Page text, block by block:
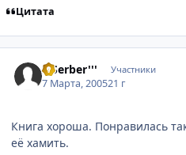
Цитата
'''Serber''' Участники
7 Марта, 200521 г
Книга хороша. Понравилась
её хамить.